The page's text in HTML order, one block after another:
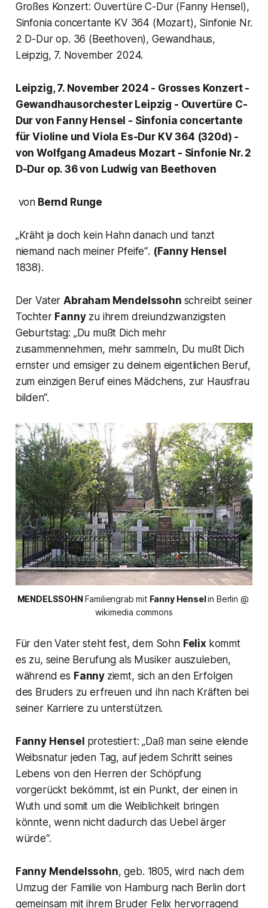
Großes Konzert: Ouvertüre C-Dur (Fanny Hensel),
Sinfonia concertante KV 364 (Mozart), Sinfonie Nr.
2 D-Dur op. 36 (Beethoven), Gewandhaus,
Leipzig, 7. November 2024.
Leipzig, 7. November 2024 - Grosses Konzert -
Gewandhausorchester Leipzig - Ouvertüre C-
Dur von Fanny Hensel - Sinfonia concertante
für Violine und Viola Es-Dur KV 364 (320d) -
von Wolfgang Amadeus Mozart - Sinfonie Nr. 2
D-Dur op. 36 von Ludwig van Beethoven
von Bernd Runge
„Kräht ja doch kein Hahn danach und tanzt
niemand nach meiner Pfeife“. (Fanny Hensel
1838).
Der VaterAbraham Mendelssohn schreibt seiner
Tochter Fannyzu ihrem dreiundzwanzigsten
Geburtstag: „Du mußt Dich mehr
zusammennehmen, mehr sammeln, Du mußt Dich
ernster und emsiger zu deinem eigentlichen Beruf,
zum einzigen Beruf eines Mädchens, zur Hausfrau
bilden“.
MENDELSSOHN Familiengrab mit Fanny Hensel in Berlin @
wikimedia commons
Für den Vater steht fest, dem Sohn Felix kommt
es zu, seine Berufung als Musiker auszuleben,
während es Fanny ziemt, sich an den Erfolgen
des Bruders zu erfreuen und ihn nach Kräften bei
seiner Karriere zu unterstützen.
Fanny Hensel protestiert:„Daß man seine elende
Weibsnatur jeden Tag, auf jedem Schritt seines
Lebens von den Herren der Schöpfung
vorgerückt bekömmt, ist ein Punkt, der einen in
Wuth und somit um die Weiblichkeit bringen
könnte, wenn nicht dadurch das Uebel ärger
würde“.
Fanny Mendelssohn, geb. 1805, wird nach dem
Umzug der Familie von Hamburg nach Berlin dort
gemeinsam mit ihrem Bruder Felix hervorragend